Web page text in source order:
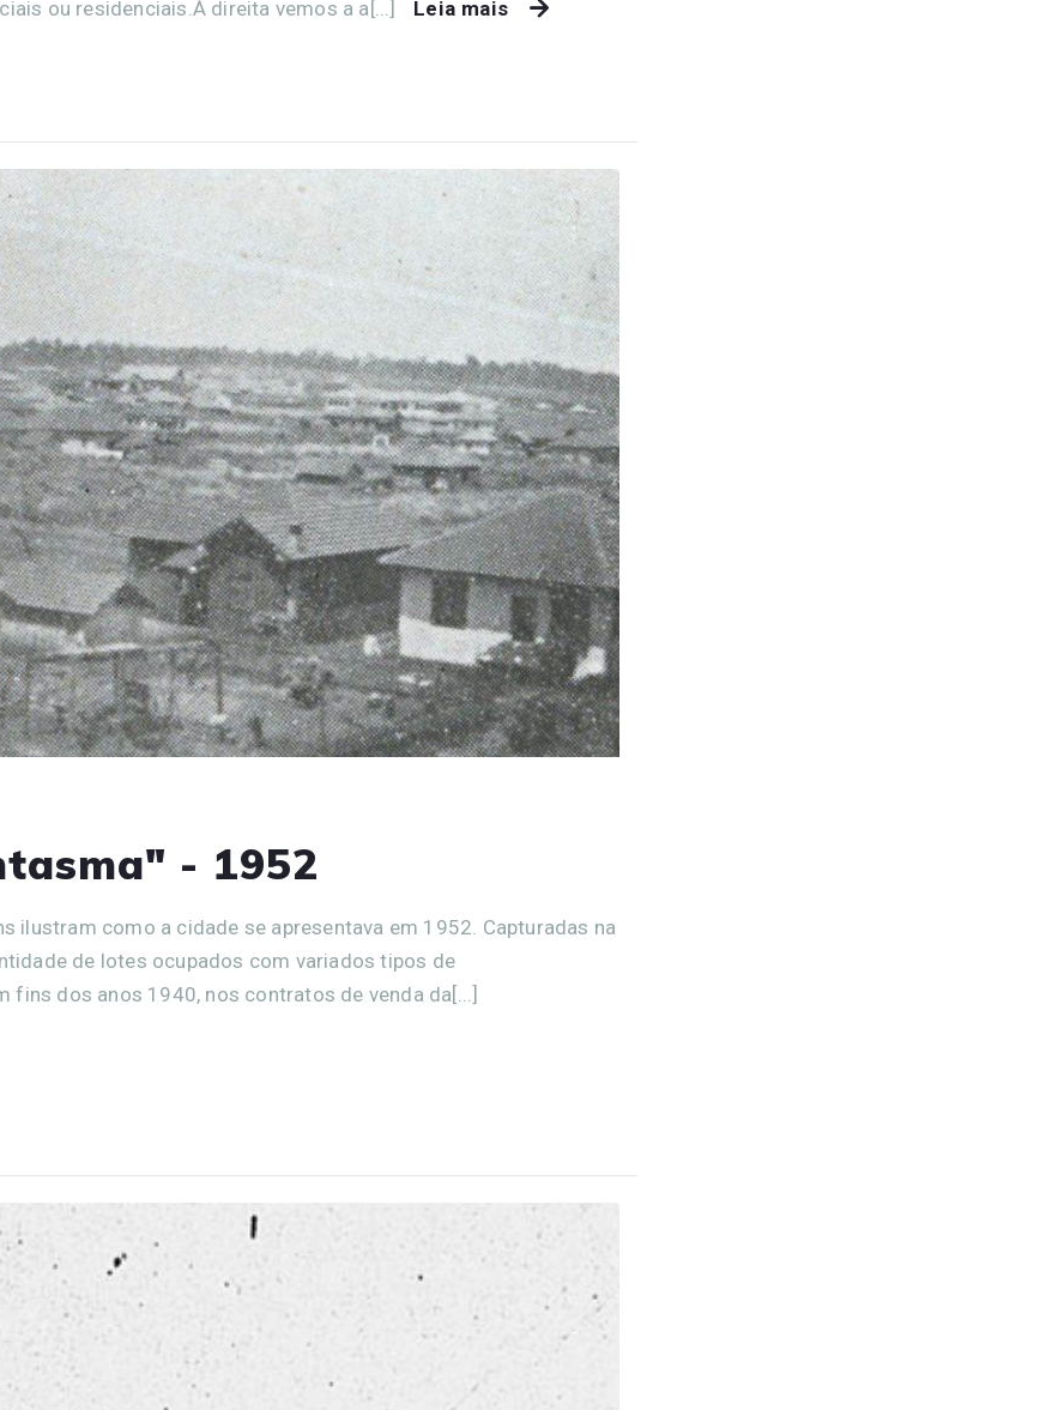
ou residenciais.À direita vemos a a[...]
Leia mais
- 1952
ilustram como a cidade se apresentava em 1952. Capturadas na
de lotes ocupados com variados tipos de
dos anos 1940, nos contratos de venda da[...]